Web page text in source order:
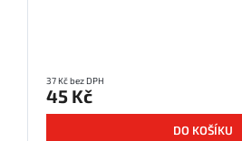
37 Kč bez DPH
45 Kč
DO KOŠÍKU